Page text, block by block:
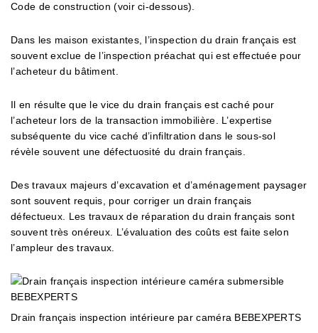
Code de construction (voir ci-dessous).
Dans les maison existantes, l’inspection du drain français est
souvent exclue de l’inspection préachat qui est effectuée pour
l’acheteur du bâtiment.
Il en résulte que le vice du drain français est caché pour
l’acheteur lors de la transaction immobilière. L’expertise
subséquente du vice caché d’infiltration dans le sous-sol
révèle souvent une défectuosité du drain français.
Des travaux majeurs d’excavation et d’aménagement paysager
sont souvent requis, pour corriger un drain français
défectueux. Les travaux de réparation du drain français sont
souvent très onéreux. L’évaluation des coûts est faite selon
l’ampleur des travaux.
Drain français inspection intérieure par caméra BEBEXPERTS